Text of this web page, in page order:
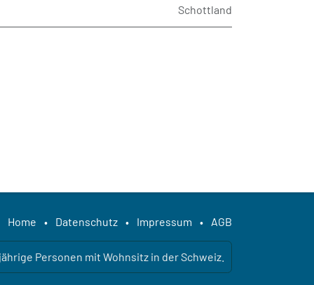
Schottland
Home • Datenschutz • Impressum • AGB
Personen mit Wohnsitz in der Schweiz.